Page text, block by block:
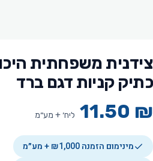
צידנית משפחתית
כתיק קניות דגם ברד
11.50 ₪ ליח׳ + מע״מ
מינימום הזמנה ₪1,000 + מע״מ